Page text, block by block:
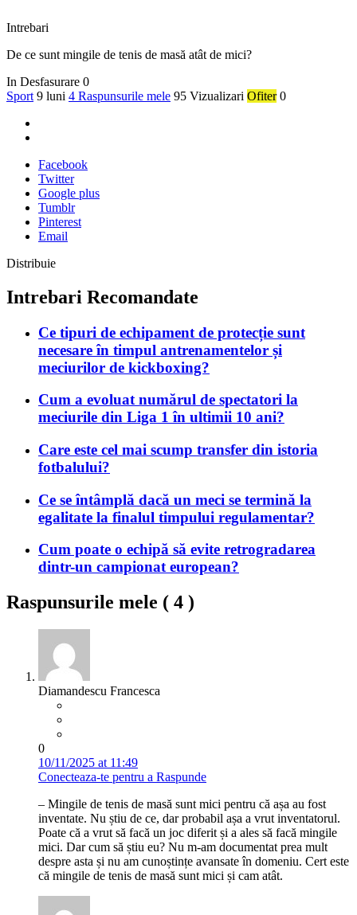
Intrebari
De ce sunt mingile de tenis de masă atât de mici?
In Desfasurare 0
Sport 9 luni 4 Raspunsurile mele 95 Vizualizari Ofiter 0
Facebook
Twitter
Google plus
Tumblr
Pinterest
Email
Distribuie
Intrebari Recomandate
Ce tipuri de echipament de protecție sunt
necesare în timpul antrenamentelor și
meciurilor de kickboxing?
Cum a evoluat numărul de spectatori la
meciurile din Liga 1 în ultimii 10 ani?
Care este cel mai scump transfer din istoria
fotbalului?
Ce se întâmplă dacă un meci se termină la
egalitate la finalul timpului regulamentar?
Cum poate o echipă să evite retrogradarea
dintr-un campionat european?
Raspunsurile mele ( 4 )
Diamandescu Francesca
0
10/11/2025 at 11:49
Conecteaza-te pentru a Raspunde
– Mingile de tenis de masă sunt mici pentru că așa au fost
inventate. Nu știu de ce, dar probabil așa a vrut inventatorul.
Poate că a vrut să facă un joc diferit și a ales să facă mingile
mici. Dar cum să știu eu? Nu m-am documentat prea mult
despre asta și nu am cunoștințe avansate în domeniu. Cert este
că mingile de tenis de masă sunt mici și cam atât.